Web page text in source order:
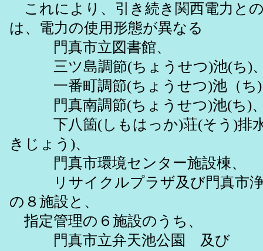
これにより、引き続き関西電力と
は、電力の使用形態が異なる
門真市立図書館、
三ツ島調節(ちょうせつ)池(ち)
一番町調節(ちょうせつ)池（ち)
門真南調節(ちょうせつ)池(ち)
下八箇(しもはっか)荘(そう)排水
きじょう)、
門真市環境センター施設棟、
リサイクルプラザ及び門真市浄
の８施設と、
指定管理の６施設のうち、
門真市立弁天池公園 及び